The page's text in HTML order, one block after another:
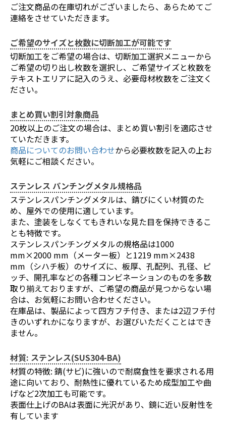
お買い物を続ける カートへ進む
ご注文商品の在庫切れがございましたら、あらためてご
連絡をさせていただきます。
ご希望のサイズと枚数に切断加工が可能です
切断加工をご希望の場合は、切断加工選択メニューから
ご希望の切り出し枚数を選択し、ご希望サイズと枚数を
テキストエリアに記入のうえ、必要母材枚数をご注文く
ださい。
まとめ買い割引対象商品
20枚以上のご注文の場合は、まとめ買い割引を適応させ
ていただきます。
商品についてのお問い合わせから必要枚数を記入の上お
気軽にご相談ください。
ステンレス パンチングメタル規格品
ステンレスパンチングメタルは、錆びにくい材質のた
め、屋外での使用に適しています。
また、塗装をしなくてもきれいな見た目を保持できるこ
とも特徴です。
ステンレスパンチングメタルの規格品は1000
mm×2000 mm（メーター板）と1219 mm×2438
mm（シハチ板）のサイズに、板厚、孔配列、孔径、ピ
ッチ、開孔率などの各種コンビネーションのものを多数
取り揃えておりますが、ご希望の商品が見つからない場
合は、お気軽にお問い合わせください。
在庫品は、製品によって四方フチ付き、または2辺フチ付
きのいずれかになりますが、お選びいただくことはでき
ません。
材質: ステンレス(SUS304-BA)
材質の特徴: 錆(サビ)に強いので耐腐食性を要求される用
途に向いており、耐熱性に優れているため成型加工や曲
げなど2次加工も可能です。
表面仕上げのBAは表面に光沢があり、鏡に近い反射性を
有しています